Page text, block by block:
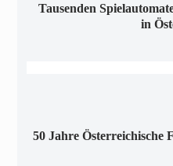
Tausenden
in
50 Jahre Österreichische